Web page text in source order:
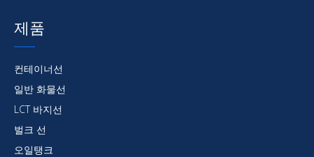
제품
컨테이너선
일반 화물선
LCT 바지선
벌크 선
오일탱크